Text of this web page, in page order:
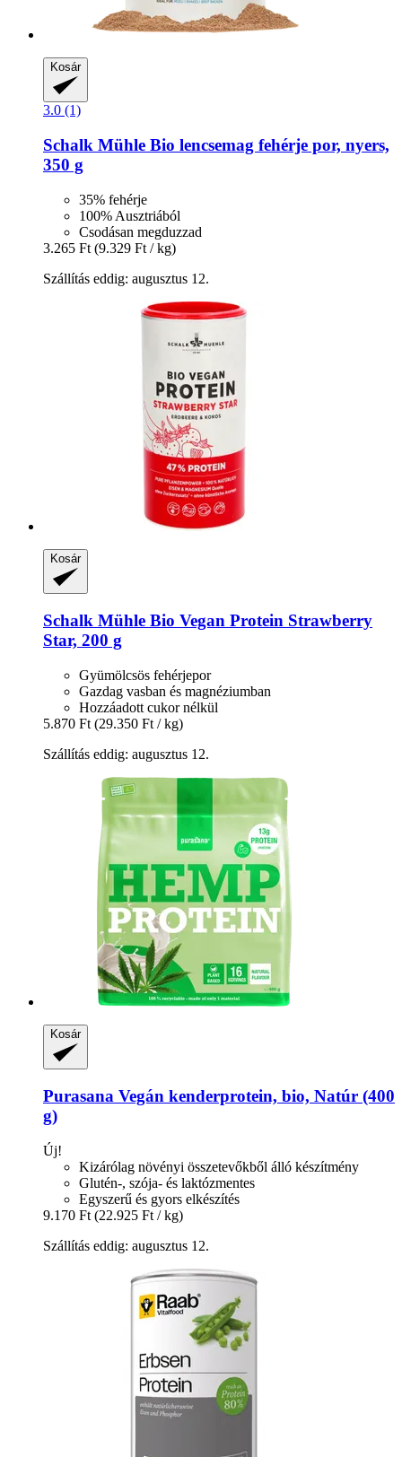
Kosár
3.0 (1)
Schalk Mühle Bio lencsemag fehérje por, nyers,
350 g
35% fehérje
100% Ausztriából
Csodásan megduzzad
3.265 Ft (9.329 Ft / kg)
Szállítás eddig: augusztus 12.
Kosár
Schalk Mühle Bio Vegan Protein Strawberry
Star, 200 g
Gyümölcsös fehérjepor
Gazdag vasban és magnéziumban
Hozzáadott cukor nélkül
5.870 Ft (29.350 Ft / kg)
Szállítás eddig: augusztus 12.
Kosár
Purasana Vegán kenderprotein, bio, Natúr (400
g)
Új!
Kizárólag növényi összetevőkből álló készítmény
Glutén-, szója- és laktózmentes
Egyszerű és gyors elkészítés
9.170 Ft (22.925 Ft / kg)
Szállítás eddig: augusztus 12.